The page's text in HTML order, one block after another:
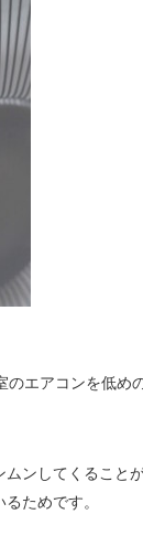
エアコンを低め
ンしてくること
ためです。